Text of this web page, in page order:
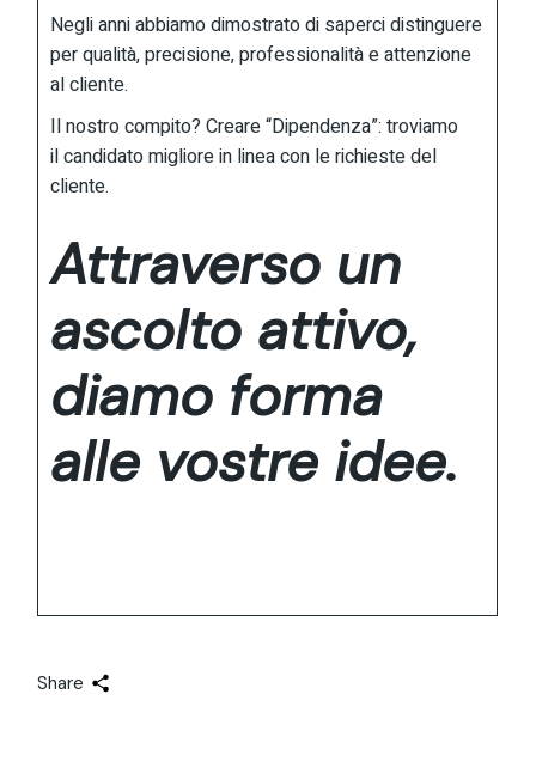
Negli anni abbiamo dimostrato di saperci distinguere
per qualità, precisione, professionalità e attenzione
al cliente.
Il nostro compito? Creare “Dipendenza”: troviamo
il candidato migliore in linea con le richieste del
cliente.
Attraverso un
ascolto attivo,
diamo forma
alle vostre idee.
Share